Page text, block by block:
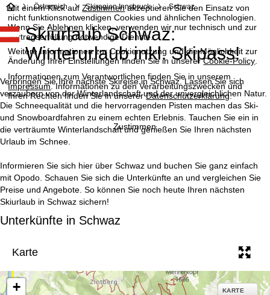
Mit einem Klick aufZustimmenakzeptieren Sie den Einsatz von
nicht funktionsnotwendigen Cookies und ähnlichen Technologien.
Wenn SieAblehnen klicken, verwenden wir nur technisch und zur
Vertragserfüllung notwendige Dienste.
Weitere Informationen zur Cookienutzung und die Möglichkeit zur
Änderung Ihrer Einstellungen finden Sie in unsererCookie-Policy.
Informationen zum Verantwortlichen finden Sie in unserem
Impressum. Informationen zu den Verarbeitungszwecken und
Ihren Rechten finden Sie in unsererDatenschutzerklärung.
Zustimmen
S
t
a
r
t
s
i
t
Österreich Skiregion Innsbruck Schwaz
Skiurlaub Schwaz:
Winterurlaub inkl. Skipass!
Verbringen Sie Ihre nächste Skireise in Schwaz. Lassen Sie sich
verzaubern von der Winterlandschaft und der unvergleichlichen Natur.
Die Schneequalität und die hervorragenden Pisten machen das Ski-
und Snowboardfahren zu einem echten Erlebnis. Tauchen Sie ein in
die verträumte Winterlandschaft und genießen Sie Ihren nächsten
Urlaub im Schnee.
Informieren Sie sich hier über Schwaz und buchen Sie ganz einfach
mit Opodo. Schauen Sie sich die Unterkünfte an und vergleichen Sie
Preise und Angebote. So können Sie noch heute Ihren nächsten
Skiurlaub in Schwaz sichern!
Unterkünfte in Schwaz
Karte
+ KARTE